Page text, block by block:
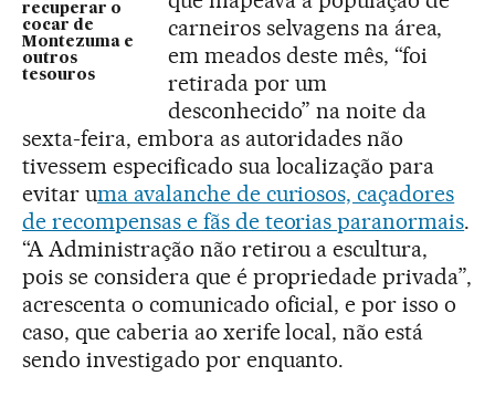
recuperar o
cocar de
Montezuma e
outros
tesouros
carneiros selvagens na área,
em meados deste mês, “foi
retirada por um
desconhecido” na noite da
sexta-feira, embora as autoridades não
tivessem especificado sua localização para
evitar uma avalanche de curiosos, caçadores
de recompensas e fãs de teorias paranormais.
“A Administração não retirou a escultura,
pois se considera que é propriedade privada”,
acrescenta o comunicado oficial, e por isso o
caso, que caberia ao xerife local, não está
sendo investigado por enquanto.